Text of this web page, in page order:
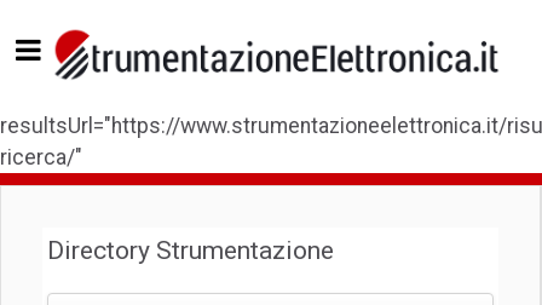
resultsUrl="https://www.strumentazioneelettronica.it/
ricerca/"
Directory Strumentazione